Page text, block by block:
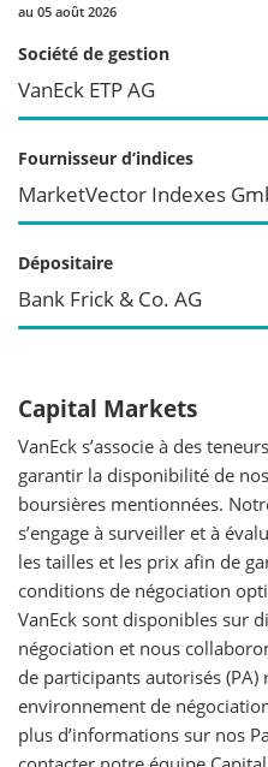
au 05 août 2026
Société de gestion
VanEck ETP AG
Fournisseur d’indices
MarketVector Indexes
Dépositaire
Bank Frick & Co. AG
Capital Markets
VanEck s’associe à des
garantir la disponibilité de
boursières mentionnées.
s’engage à surveiller et à
les tailles et les prix afin de
conditions de négociation
VanEck sont disponibles sur
négociation et nous
de participants autorisés
environnement de
plus d’informations sur nos